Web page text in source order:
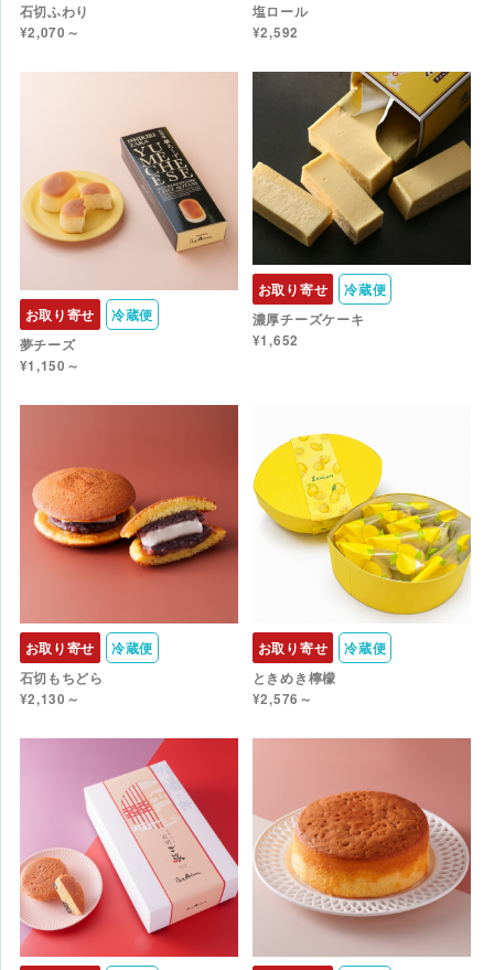
石切ふわり
¥2,070～
塩ロール
¥2,592
お取り寄せ
冷蔵便
夢チーズ
¥1,150～
お取り寄せ
冷蔵便
濃厚チーズケーキ
¥1,652
お取り寄せ
冷蔵便
石切もちどら
¥2,130～
お取り寄せ
冷蔵便
ときめき檸檬
¥2,576～